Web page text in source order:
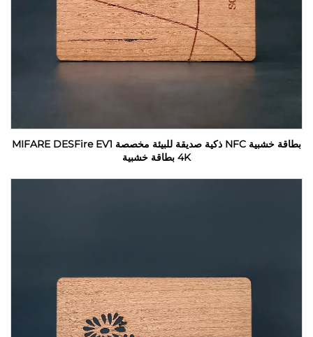
بطاقة خشبية NFC ذكية صديقة للبيئة مخصصة MIFARE DESFire EV1
4K بطاقة خشبية